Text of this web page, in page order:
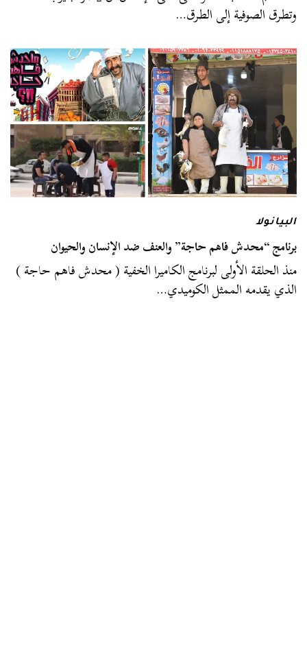
وتطرق الصوفية إلى الطرق…
البيانولا
برنامج “محدش فاهم حاجة” والعنف ضد الإنسان والحيوان
منذ الحلقة الأولى لبرنامج الكاميرا الخفية ( محدش فاهم حاجة )
الذي يقدمه الممثل الكوميدي…